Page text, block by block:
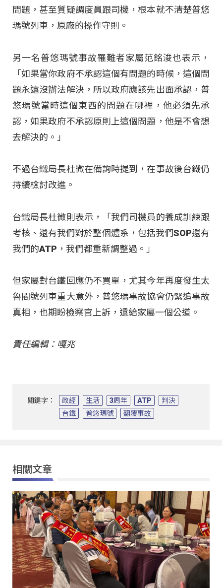
問題，甚至質疑調度員跟司機，根本就不清楚普悠
瑪號列車，原廠的操作守則。
另一名普悠瑪號事故罹難者家屬范銘浚也表示，
「如果當你政府不承認這個有問題的時候，這個問
題永遠沒辦法解決，所以政府應該先出面承認，普
悠瑪號當時這個東西的問題在哪裡，他必須先承
認，如果政府不承認原則上這個問題，他是不會想
去解決的。」
不過台鐵局長杜微在備詢時提到，在事故後台鐵仍
持續檢討改進。
台鐵局長杜微則表示，「我們司機員的養成訓練跟
考核、還有我們對於整個體系，包括我們SOP還有
我們的ATP，我們都重新調整過。」
但家屬對台鐵回應仍不買單，尤其今年再度發生太
魯閣號列車重大意外，普悠瑪事故協會仍緊追事故
真相，也期盼檢察官上訴，還給家屬一個公道。
責任編輯：嘎兆
關鍵字： 政經 生活 3周年 ATP
判決
台鐵
普悠瑪號 翻覆事故
相關文章